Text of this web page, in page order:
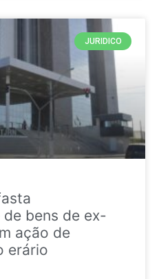
JURIDICO
bens de ex-
ação de
erário